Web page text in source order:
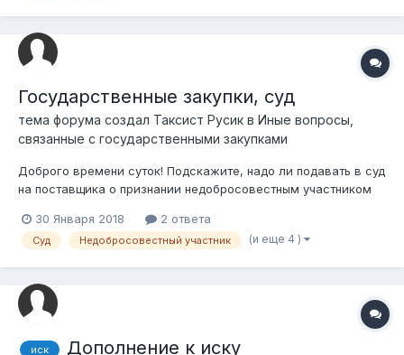
Государственные закупки, суд
тема форума создал Таксист Русик в Иные вопросы,
связанные с государственными закупками
Доброго времени суток! Подскажите, надо ли подавать в суд
на поставщика о признании недобросовестным участником
таковым. Договор нами был заключен в 2018 году способом
из одного источника путем прямого заключения договора
30 Января 2018 2 ответа
Суд Недобросовестный участник (и еще 4 )
иск Дополнение к иску